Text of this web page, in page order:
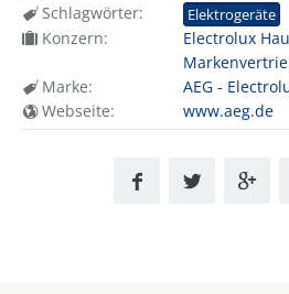
Schlagwörter:
Elektrogeräte
Konzern:
Electrolux
Marke:
AEG -
Webseite:
www.aeg.de